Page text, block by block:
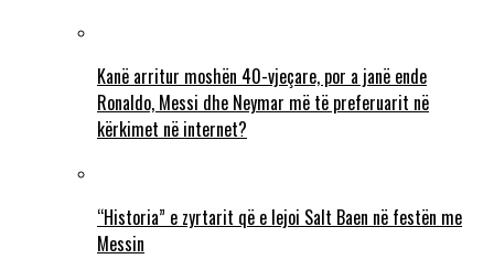
Kanë arritur moshën 40-vjeçare, por a janë ende
Ronaldo, Messi dhe Neymar më të preferuarit në
kërkimet në internet?
“Historia” e zyrtarit që e lejoi Salt Baen në festën me
Messin